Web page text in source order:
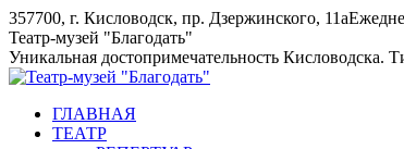
Skip
to
content
357700, г. Кисловодск, пр. Дзержинского, 11а
Instagram
page
opens
new
window
Telegram
page
opens
new
window
Театр-музей "Благодать"
Уникальная достопримечательность Кисловодска.
ГЛАВНАЯ
ТЕАТР